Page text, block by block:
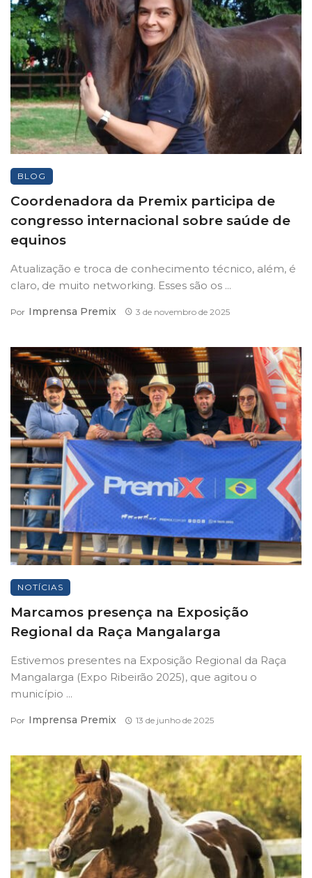
BLOG
Coordenadora da Premix participa de
congresso internacional sobre saúde de
equinos
Atualização e troca de conhecimento técnico, além, é
claro, de muito networking. Esses são os ...
Por Imprensa Premix 3 de novembro de 2025
NOTÍCIAS
Marcamos presença na Exposição
Regional da Raça Mangalarga
Estivemos presentes na Exposição Regional da Raça
Mangalarga (Expo Ribeirão 2025), que agitou o
município ...
Por Imprensa Premix 13 de junho de 2025